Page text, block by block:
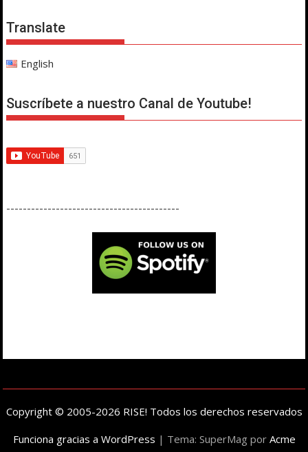
Translate
English
Suscríbete a nuestro Canal de Youtube!
------------------------------------------
Copyright © 2005-2026 RISE! Todos los derechos reservados
Funciona gracias a WordPress | Tema: SuperMag por Acme